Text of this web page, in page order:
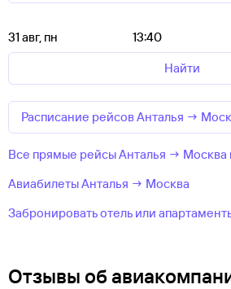
31 авг, пн 13:40
Найти
Расписание рейсов Анталья →
Все прямые рейсы Анталья →
Авиабилеты Анталья → Москва
Забронировать отель или
Отзывы об